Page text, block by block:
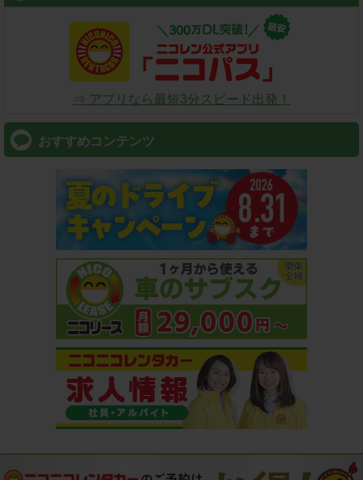
⇒ アプリなら最短3分スピード出発！
おすすめコンテンツ